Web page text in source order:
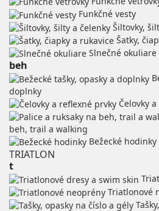
Funkčné vesty
Šiltovky,
Šatky,
Slnečné okuliare
beh
doplnky
Čelovky
beh, trail a walking
Bežecké hodinky
TRIATLON
t
Triatlonové